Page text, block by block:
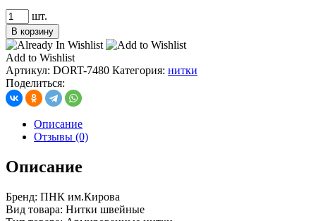
Количество
товара
нитки
армированные
45ЛЛ
200
м
цв
шт.
В корзину
Add to Wishlist
Артикул: DORT-7480 Категория: нитки
Поделиться:
Описание
Отзывы (0)
Описание
Бренд: ПНК им.Кирова
Вид товара: Нитки швейные